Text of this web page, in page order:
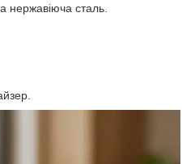
нержавіюча сталь.